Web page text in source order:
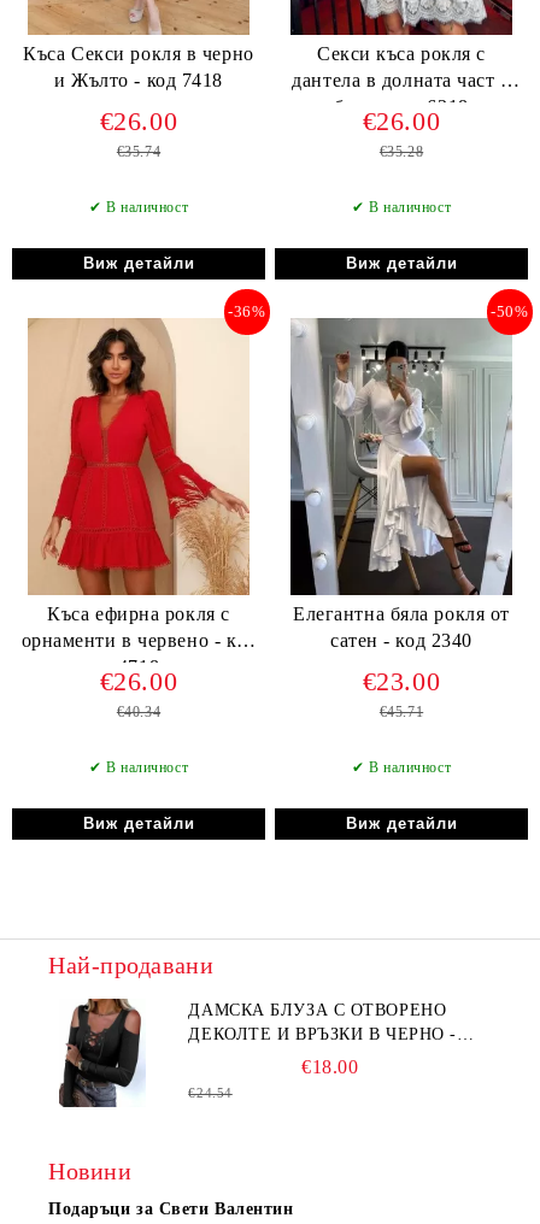
Къса Секси рокля в черно
и Жълто - код 7418
€26.00
€35.74
✔ В наличност
Виж детайли
Секси къса рокля с
дантела в долната част в
бяло - код 6318
€26.00
€35.28
✔ В наличност
Виж детайли
Къса ефирна рокля с
орнаменти в червено - код
4718
-36%
€26.00
€40.34
✔ В наличност
Виж детайли
Елегантна бяла рокля от
сатен - код 2340
-50%
€23.00
€45.71
✔ В наличност
Виж детайли
Най-продавани
ДАМСКА БЛУЗА С ОТВОРЕНО
ДЕКОЛТЕ И ВРЪЗКИ В ЧЕРНО -
€18.00
€24.54
Новини
Подаръци за Свети Валентин